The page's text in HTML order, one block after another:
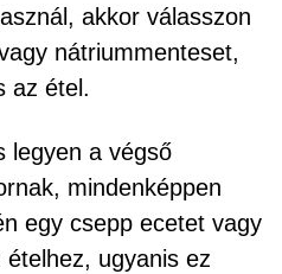
akkor válasszon
nátriummenteset,
az étel.
legyen a végső
mindenképpen
egy csepp ecetet vagy
ugyanis ez